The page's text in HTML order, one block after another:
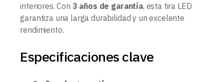
interiores. Con 3 años de garantía, esta tira LED
garantiza una larga durabilidad y un excelente
rendimiento.
Especificaciones clave